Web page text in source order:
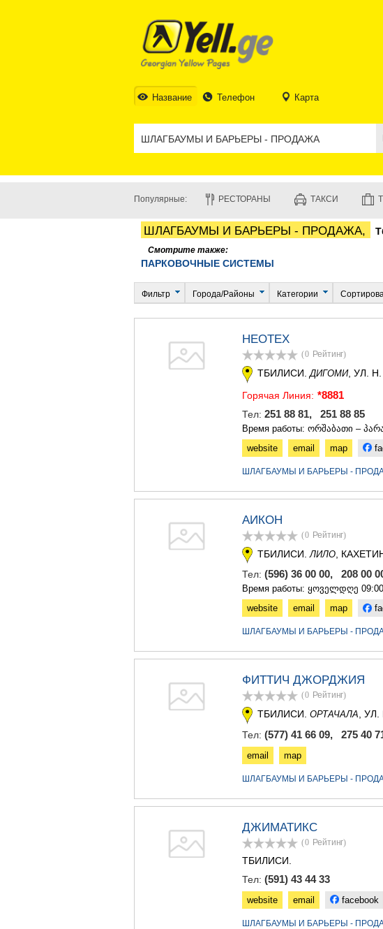
Название Телефон Карта
Популярные: РЕСТОРАНЫ ТАКСИ
ШЛАГБАУМЫ И БАРЬЕРЫ - ПРОДАЖА,
Смотрите также:
ПАРКОВОЧНЫЕ СИСТЕМЫ
Фильтр Города/Районы Категории
НЕОТЕХ
(0 Рейтинг)
ТБИЛИСИ. ДИГОМИ, УЛ.
Горячая Линия: *8881
Тел: 251 88 81, 251 88 85
Время работы: ორშაბათი –
website
email map
ШЛАГБАУМЫ И БАРЬЕРЫ -
АИКОН
(0 Рейтинг)
ТБИЛИСИ. ЛИЛО ,
Тел: (596) 36 00 00, 208 00
Время работы: ყოველდღე
website
email map
ШЛАГБАУМЫ И БАРЬЕРЫ -
ФИТТИЧ ДЖОРДЖИЯ
(0 Рейтинг)
ТБИЛИСИ. ОРТАЧАЛА ,
Тел: (577) 41 66 09, 275 40
email map
ШЛАГБАУМЫ И БАРЬЕРЫ -
ДЖИМАТИКС
(0 Рейтинг)
ТБИЛИСИ.
Тел: (591) 43 44 33
website email facebook
ШЛАГБАУМЫ И БАРЬЕРЫ -